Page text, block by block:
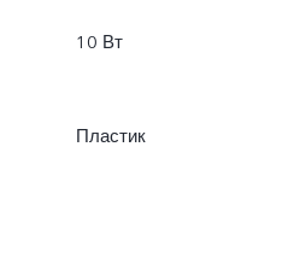
10 Вт
Пластик